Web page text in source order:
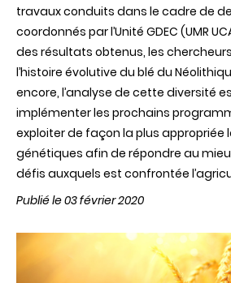
travaux conduits dans le cadre de
coordonnés par l’Unité GDEC (UMR
des résultats obtenus, les
l’histoire évolutive du blé du
encore, l’analyse de cette diversité
implémenter les prochains
exploiter de façon la plus appropriée
génétiques afin de répondre au
défis auxquels est confrontée
Publié le 03 février 2020